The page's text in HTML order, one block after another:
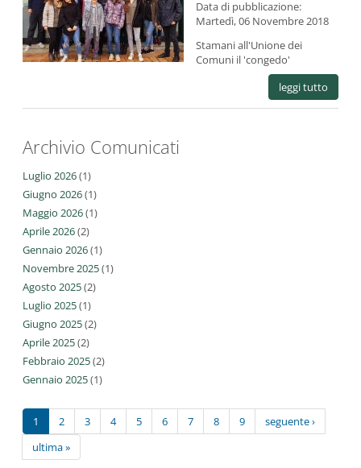
Data di pubblicazione:
Martedì, 06 Novembre 2018
Stamani all'Unione dei
Comuni il 'congedo'
leggi tutto
Archivio Comunicati
Luglio 2026(1)
Giugno 2026(1)
Maggio 2026(1)
Aprile 2026(2)
Gennaio 2026(1)
Novembre 2025(1)
Agosto 2025(2)
Luglio 2025(1)
Giugno 2025(2)
Aprile 2025(2)
Febbraio 2025(2)
Gennaio 2025(1)
1 2 3 4 5 6 7 8 9
seguente ›
ultima »